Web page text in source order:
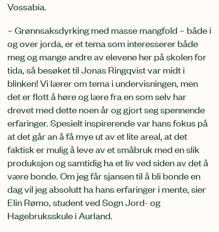
Vossabia.
– Grønnsaksdyrking med masse mangfold – både i
og over jorda, er et tema som interesserer både
meg og mange andre av elevene her på skolen for
tida, så besøket til Jonas Ringqvist var midt i
blinken! Vi lærer om tema i undervisningen, men
det er flott å høre og lære fra en som selv har
drevet med dette noen år og gjort seg spennende
erfaringer. Spesielt inspirerende var hans fokus på
at det går an å få mye ut av et lite areal, at det
faktisk er mulig å leve av et småbruk med en slik
produksjon og samtidig ha et liv ved siden av det å
være bonde. Om jeg får sjansen til å bli bonde en
dag vil jeg absolutt ha hans erfaringer i mente, sier
Elin Rømo, student ved Sogn Jord- og
Hagebruksskule i Aurland.